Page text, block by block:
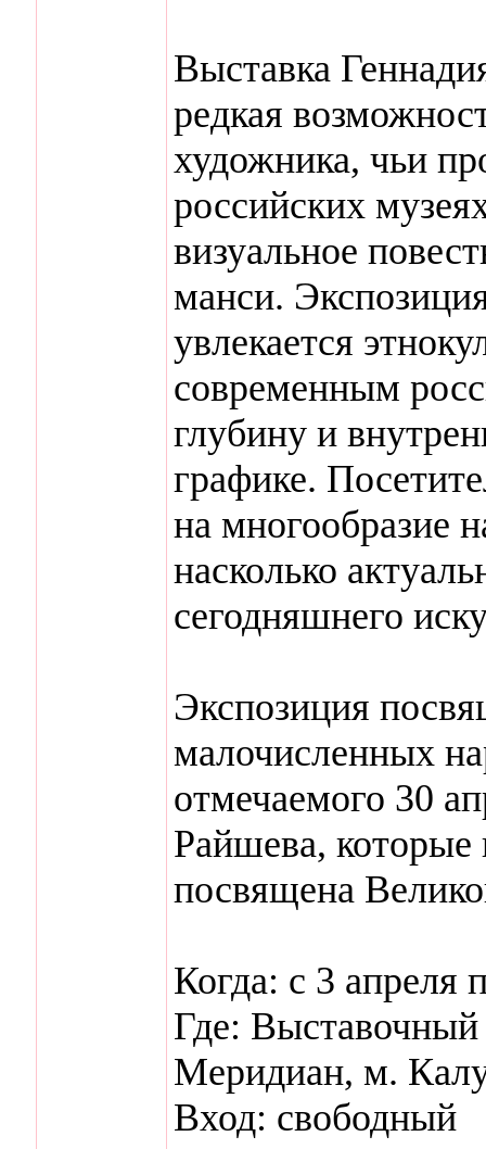
Выставка
редкая
художника, чьи
российских
визуальное
манси.
увлекается
современным
глубину и
графике.
на многообразие
насколько
сегодняшнего
Экспозиция
малочисленных
отмечаемого 30
Райшева,
посвящена
Когда: с 3 апреля
Где: Выставочный
Меридиан, м.
Вход: свободный